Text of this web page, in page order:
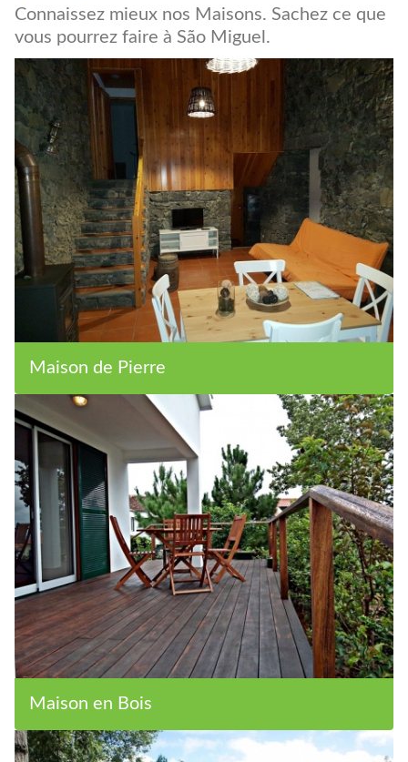
Connaissez mieux nos Maisons. Sachez ce que
vous pourrez faire à São Miguel.
Maison de Pierre
Maison en Bois